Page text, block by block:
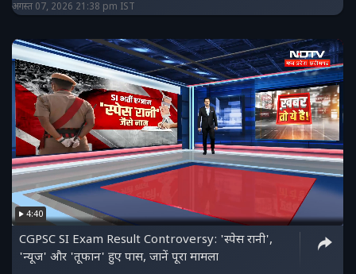
अगस्त 07, 2026 21:38 pm IST
4:40
CGPSC SI Exam Result Controversy: 'स्पेस रानी',
'न्यूज' और 'तूफान' हुए पास, जानें पूरा मामला